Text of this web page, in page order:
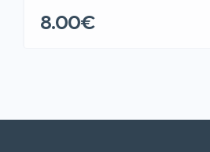
WhatsApp, Skype, Zoom i
8.00€